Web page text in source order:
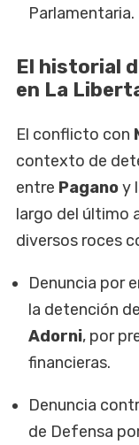
Parlamentaria.
El historial
en La
El conflicto con
contexto de
entre Paganoy
largo del último
diversos roces
Denuncia por
la detención
Adorni, por
financieras.
Denuncia
de Defensa